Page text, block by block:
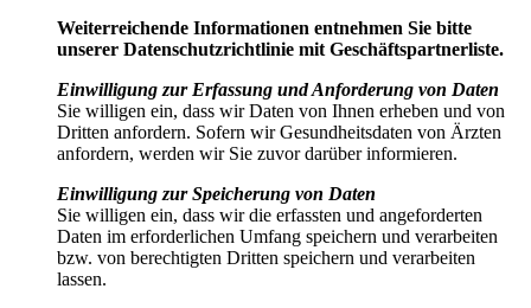
Weiterreichende Informationen entnehmen Sie bitte
unserer Datenschutzrichtlinie mit Geschäftspartnerliste.
Einwilligung zur Erfassung und Anforderung von Daten
Sie willigen ein, dass wir Daten von Ihnen erheben und von
Dritten anfordern. Sofern wir Gesundheitsdaten von Ärzten
anfordern, werden wir Sie zuvor darüber informieren.
Einwilligung zur Speicherung von Daten
Sie willigen ein, dass wir die erfassten und angeforderten
Daten im erforderlichen Umfang speichern und verarbeiten
bzw. von berechtigten Dritten speichern und verarbeiten
lassen.